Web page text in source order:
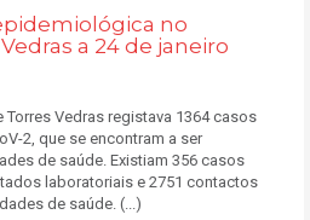
no
a 24 de janeiro
Vedras registava 1364 casos
2, que se encontram a ser
de saúde. Existiam 356 casos
laboratoriais e 2751 contactos
de saúde. (...)